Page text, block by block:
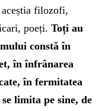
filozofi,
poeți. Toți au
constă în
în înfrânarea
în fermitatea
limita pe sine, de